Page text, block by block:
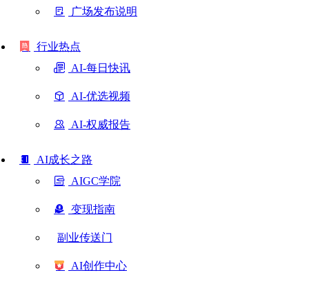
广场发布说明
行业热点
AI-每日快讯
AI-优选视频
AI-权威报告
AI成长之路
AIGC学院
变现指南
副业传送门
AI创作中心